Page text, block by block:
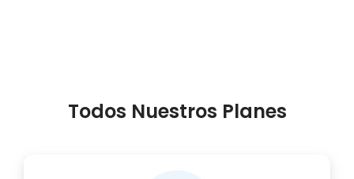
Todos Nuestros Planes